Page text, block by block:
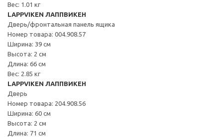
Вес: 1.01 кг
LAPPVIKEN ЛАППВИКЕН
Дверь/фронтальная панель ящика
Номер товара: 004.908.57
Ширина: 39 см
Высота: 2 см
Длина: 66 см
Вес: 2.85 кг
LAPPVIKEN ЛАППВИКЕН
Дверь
Номер товара: 204.908.56
Ширина: 60 см
Высота: 2 см
Длина: 71 см